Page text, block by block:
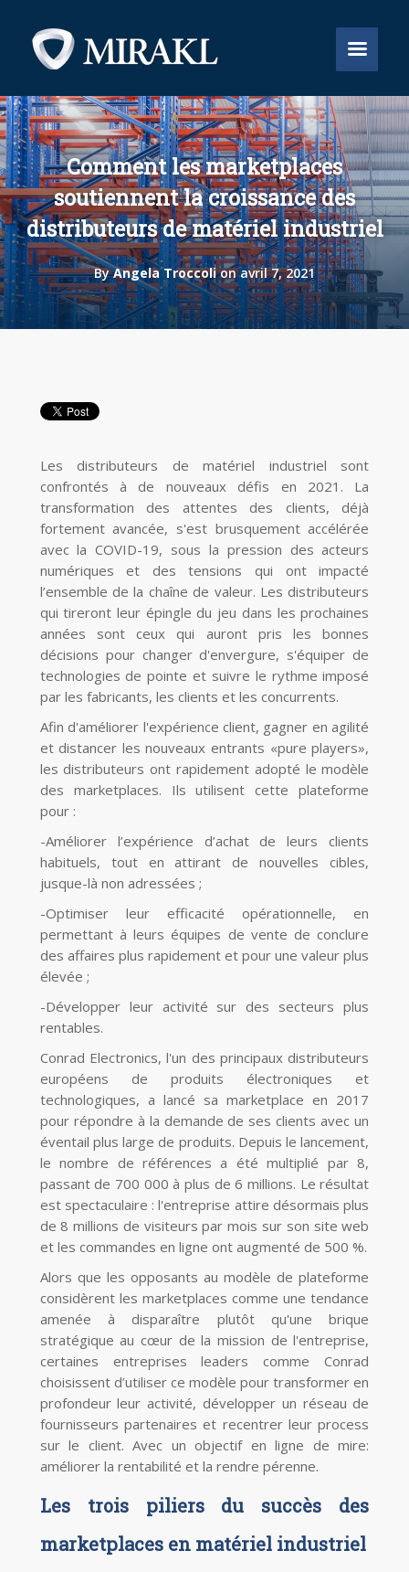


Comment les marketplaces
soutiennent la croissance des
distributeurs de matériel industriel
ByAngela Troccolion avril 7, 2021
Les distributeurs de matériel industriel sont
confrontés à de nouveaux défis en 2021. La
transformation des attentes des clients, déjà
fortement avancée, s'est brusquement accélérée
avecla COVID-19, sous la pression des acteurs
numériques et des tensions qui ont impacté
l’ensemble dela chaîne de valeur. Les distributeurs
qui tireront leur épingle du jeu dans les prochaines
années sontceux qui auront pris lesbonnes
décisions pour changer d'envergure, s'équiper de
technologies depointe et suivre le rythme imposé
par les fabricants, les clients et les concurrents.
Afin d'améliorer l'expérience client, gagner en agilité
et distancer les nouveaux entrants «pureplayers»,
les distributeurs ont rapidement adopté le modèle
des marketplaces. Ils utilisent cetteplateforme
pour :
-Améliorer l’expérience d’achat de leurs clients
habituels, tout en attirant de nouvelles cibles,
jusque-là non adressées ;
-Optimiser leur efficacité opérationnelle, en
permettant à leurs équipes de vente de conclure
des affaires plus rapidement et pour une valeur plus
élevée ;
-Développer leur activité sur des secteurs plus
rentables.
Conrad Electronics, l'un des principaux distributeurs
européens de produits électroniques et
technologiques, a lancé sa marketplace en 2017
pour répondre à la demande de ses clients avec un
éventail plus large de produits. Depuis le lancement,
le nombre de références a été multiplié par 8,
passant de 700 000 à plus de 6 millions. Le résultat
est spectaculaire : l'entreprise attire désormais plus
de 8 millions de visiteurs par mois sur son site web
et les commandes en ligne ont augmenté de 500 %.
Alors que les opposants au modèle de plateforme
considèrent les marketplaces comme une tendance
amenée à disparaître plutôt qu'une brique
stratégique au cœur de la mission de l'entreprise,
certaines entreprises leaders comme Conrad
choisissent d’utiliser ce modèle pour transformer en
profondeur leur activité, développer un réseau de
fournisseurs partenaires et recentrer leur process
sur le client. Avec un objectif en ligne de mire:
améliorer la rentabilité et la rendre pérenne.
Les trois piliers du succès des
marketplaces en matériel industriel